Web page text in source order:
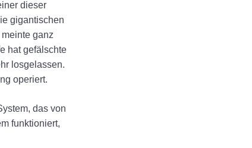
dieser
gigantischen
ganz
hat gefälschte
losgelassen.
operiert.
das von
funktioniert,